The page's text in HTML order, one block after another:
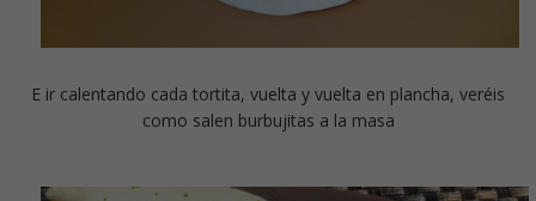
E ir calentando cada tortita, vuelta y vuelta en plancha, veréis
como salen burbujitas a la masa